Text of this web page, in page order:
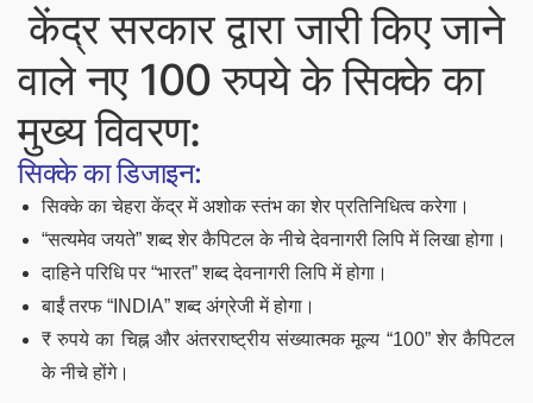
केंद्र सरकार द्वारा जारी किए जाने
वाले नए 100 रुपये के सिक्के का
मुख्य विवरण:
सिक्के का डिजाइन:
सिक्के का चेहरा केंद्र में अशोक स्तंभ का शेर प्रतिनिधित्व करेगा।
“सत्यमेव जयते” शब्द शेर कैपिटल के नीचे देवनागरी लिपि में लिखा होगा।
दाहिने परिधि पर “भारत” शब्द देवनागरी लिपि में होगा।
बाईं तरफ “INDIA” शब्द अंग्रेजी में होगा।
₹ रुपये का चिह्न और अंतरराष्ट्रीय संख्यात्मक मूल्य “100” शेर कैपिटल
के नीचे होंगे।